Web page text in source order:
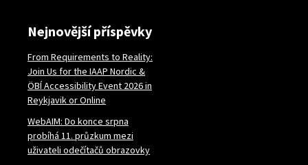
Nejnovější příspěvky
From Requirements to Reality:
Join Us for the IAAP Nordic &
ÖBÍ Accessibility Event 2026 in
Reykjavik or Online
WebAIM: Do konce srpna
probíhá 11. průzkum mezi
uživateli odečítačů obrazovky